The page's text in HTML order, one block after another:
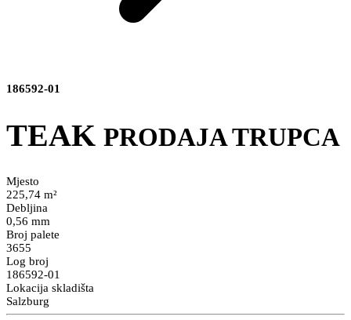
186592-01
TEAK PRODAJA TRUPCA
Mjesto
225,74 m²
Debljina
0,56 mm
Broj palete
3655
Log broj
186592-01
Lokacija skladišta
Salzburg